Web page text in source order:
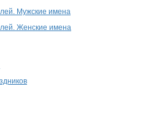
Мужские имена
Женские имена